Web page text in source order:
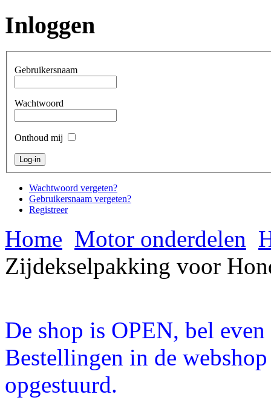
Inloggen
Gebruikersnaam
Wachtwoord
Onthoud mij
Wachtwoord vergeten?
Gebruikersnaam vergeten?
Registreer
Home Motor onderdelen
Zijdekselpakking voor
De shop is OPEN, bel
Bestellingen in de
opgestuurd.